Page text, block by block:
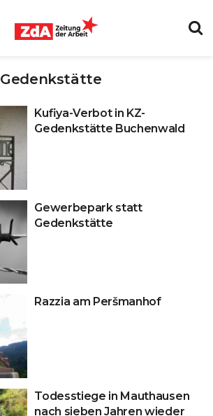
Gedenkstätte
Kufiya-Verbot in KZ-
Gedenkstätte Buchenwald
Gewerbepark statt
Gedenkstätte
Razzia am Peršmanhof
Todesstiege in Mauthausen
nach sieben Jahren wieder